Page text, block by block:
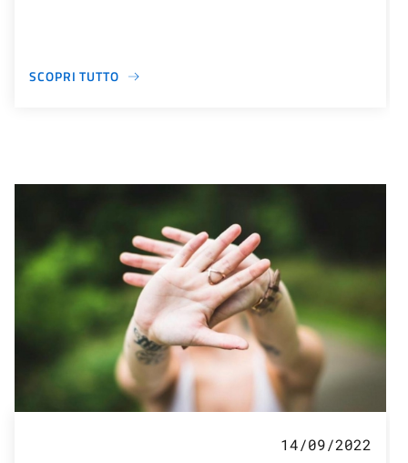
SCOPRI TUTTO
14/09/2022